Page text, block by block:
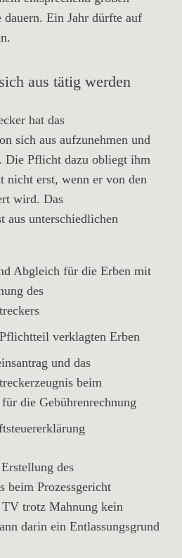
dauern. Ein Jahr dürfte auf
aus tätig werden
hat das
sich aus aufzunehmen und
Die Pflicht dazu obliegt ihm
nicht erst, wenn er von den
wird. Das
aus unterschiedlichen
Abgleich für die Erben mit
des
verklagten Erben
und das
beim
die Gebührenrechnung
des
beim Prozessgericht
trotz Mahnung kein
darin ein Entlassungsgrund